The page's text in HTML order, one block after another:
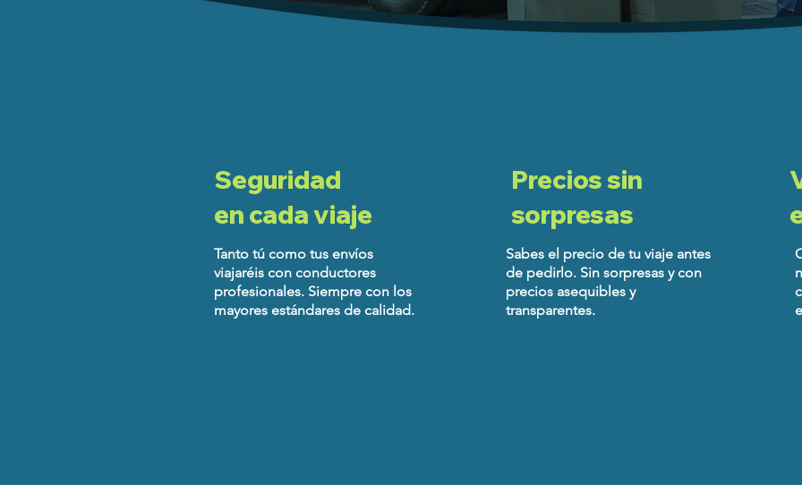
Seguridad
en cada viaje
Tanto tú como tus envíos
viajaréis con conductores
profesionales. Siempre con los
mayores estándares de calidad.
Precios sin
sorpresas
Sabes el precio de tu viaje antes
de pedirlo. Sin sorpresas y con
precios asequibles y
transparentes.